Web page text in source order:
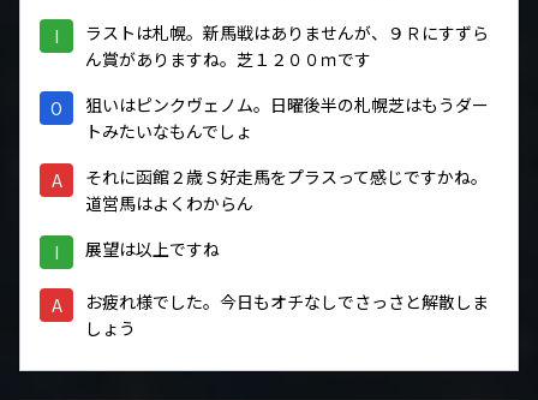
I
ラストは札幌。新馬戦はありませんが、９Ｒにすずら
ん賞がありますね。芝１２００ｍです
O
狙いはピンクヴェノム。日曜後半の札幌芝はもうダー
トみたいなもんでしょ
A
それに函館２歳Ｓ好走馬をプラスって感じですかね。
道営馬はよくわからん
I 展望は以上ですね
A
お疲れ様でした。今日もオチなしでさっさと解散しま
しょう